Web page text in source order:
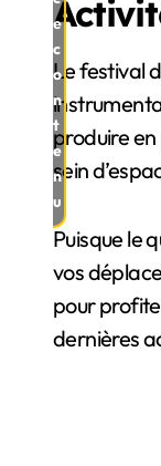
e
c
o
n
t
e
n
u
Le festival
produire
sein
Puisque le
vos
pour
dernières